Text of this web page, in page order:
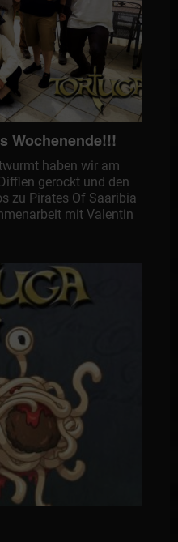
Wochenende!!!
haben wir am
gerockt und den
zu Pirates Of Saaribia
mit Valentin